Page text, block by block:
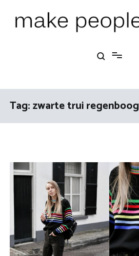
Tag:zwarte trui regenboog